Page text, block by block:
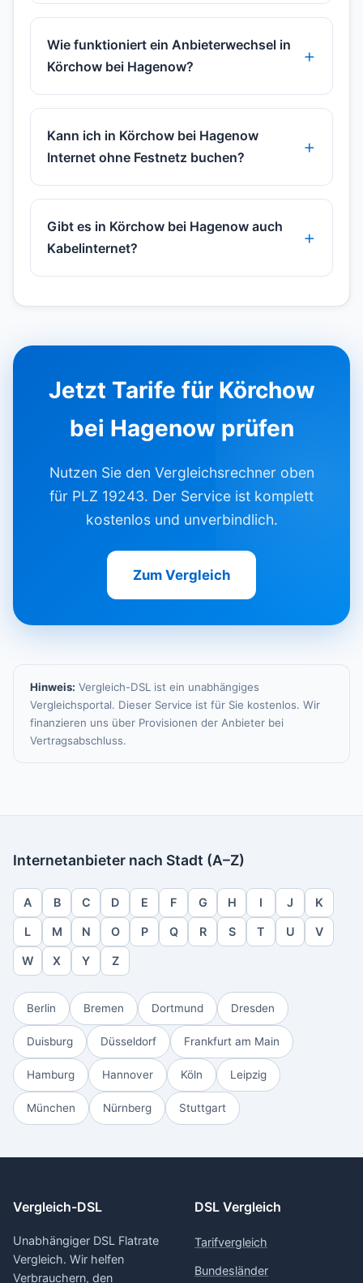
Wie funktioniert ein Anbieterwechsel in
Körchow bei Hagenow?
Kann ich in Körchow bei Hagenow
Internet ohne Festnetz buchen?
Gibt es in Körchow bei Hagenow auch
Kabelinternet?
Jetzt Tarife für Körchow
bei Hagenow prüfen
Nutzen Sie den Vergleichsrechner oben
für PLZ 19243. Der Service ist komplett
kostenlos und unverbindlich.
Zum Vergleich
Hinweis: Vergleich-DSL ist ein unabhängiges
Vergleichsportal. Dieser Service ist für Sie kostenlos. Wir
finanzieren uns über Provisionen der Anbieter bei
Vertragsabschluss.
Internetanbieter nach Stadt (A–Z)
A B C D E F G H I J K
L M N O P Q R S T U V
W X Y Z
Berlin Bremen Dortmund Dresden
Duisburg Düsseldorf Frankfurt am Main
Hamburg Hannover Köln Leipzig
München Nürnberg Stuttgart
Vergleich-DSL
Unabhängiger DSL Flatrate
Vergleich. Wir helfen
Verbrauchern, den
DSL Vergleich
Tarifvergleich
Bundesländer